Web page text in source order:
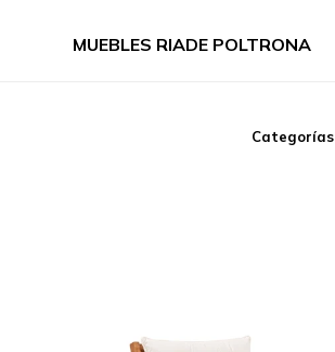
MUEBLES RIADE POLTRONA
Categorías